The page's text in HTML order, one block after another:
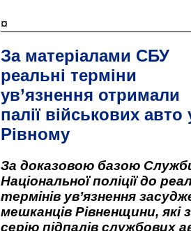
¤
За матеріалами СБУ
реальні терміни
ув’язнення отримали
палії військових авто
Рівному
За доказовою базою
Національної поліції до
термінів ув’язнення
мешканців Рівненщини, які
серію підпалів службових